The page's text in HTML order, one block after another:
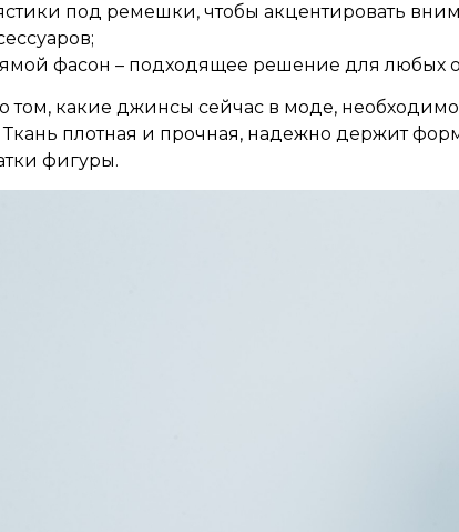
под ремешки, чтобы акцентировать
фасон – подходящее решение для любых
том, какие джинсы сейчас в моде,
Ткань плотная и прочная, надежно держит
фигуры.